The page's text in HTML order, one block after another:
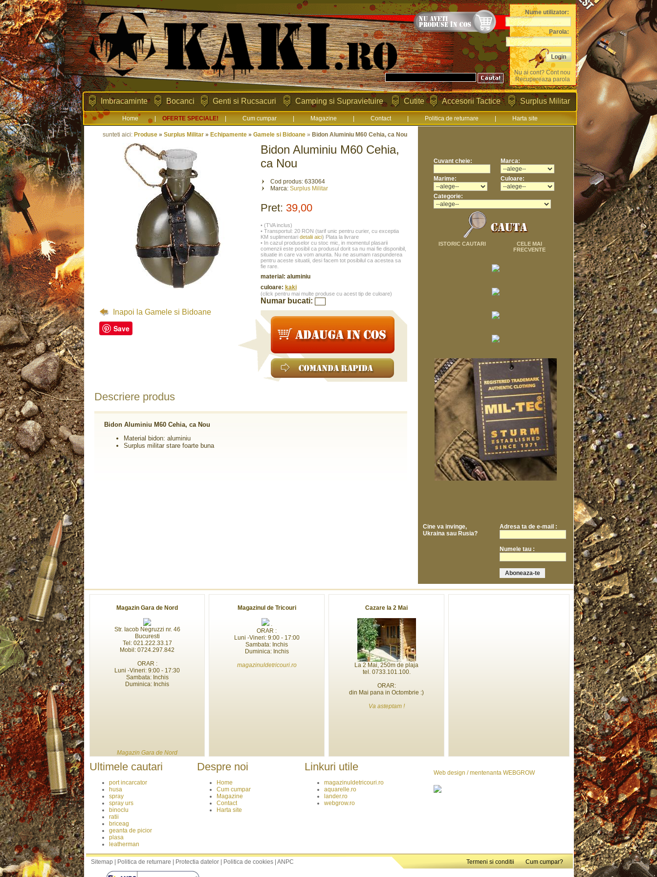
Nume utilizator:
Parola:
Nu ai cont? Cont nou
Recupereaza parola
Imbracaminte Bocanci Genti si Rucsacuri Camping si Supravietuire Cutite Accesorii Tactice Surplus Militar
Home OFERTE SPECIALE! Cum cumpar Magazine Contact Politica de returnare Harta site
sunteti aici: Produse » Surplus Militar » Echipamente » Gamele si Bidoane » Bidon Aluminiu M60 Cehia, ca Nou
Inapoi la Gamele si Bidoane
Save
Bidon Aluminiu M60 Cehia,
ca Nou
Cod produs: 633064
Marca: Surplus Militar
Pret: 39,00
• (TVA inclus)
• Transportul: 20 RON (tarif unic pentru curier, cu exceptia
KM suplimentari detalii aici) Plata la livrare
• In cazul produselor cu stoc mic, in momentul plasarii
comenzii este posibil ca produsul dorit sa nu mai fie disponibil,
situatie in care va vom anunta. Nu ne asumam raspunderea
pentru aceste situatii, desi facem tot posibilul ca acestea sa
fie rare.
material: aluminiu
culoare: kaki
(click pentru mai multe produse cu acest tip de culoare)
Numar bucati:
Descriere produs
Bidon Aluminiu M60 Cehia, ca Nou
Material bidon: aluminiu
Surplus militar stare foarte buna
Cuvant cheie: Marca:
Marime: Culoare:
Categorie:
ISTORIC CAUTARI
CELE MAI
FRECVENTE
Cine va invinge,
Ukraina sau Rusia?
Adresa ta de e-mail :
Numele tau :
Magazin Gara de Nord
Str. Iacob Negruzzi nr. 46
Bucuresti
Tel: 021.222.33.17
Mobil: 0724.297.842
ORAR :
Luni -Vineri: 9:00 - 17:30
Sambata: Inchis
Duminica: Inchis
Magazin Gara de Nord
Magazinul de Tricouri
.
ORAR :
Luni -Vineri: 9:00 - 17:00
Sambata: Inchis
Duminica: Inchis
magazinuldetricouri.ro
Cazare la 2 Mai
La 2 Mai, 250m de plaja
tel. 0733.101.100.
ORAR:
din Mai pana in Octombrie :)
Va asteptam !
Ultimele cautari
port incarcator
husa
spray
spray urs
binoclu
ratii
briceag
geanta de picior
plasa
leatherman
Despre noi
Home
Cum cumpar
Magazine
Contact
Harta site
Linkuri utile
magazinuldetricouri.ro
aquarelle.ro
lander.ro
webgrow.ro
Web design / mentenanta WEBGROW
Sitemap Politica de returnare Protectia datelor Politica de cookies ANPC Termeni si conditii Cum cumpar?